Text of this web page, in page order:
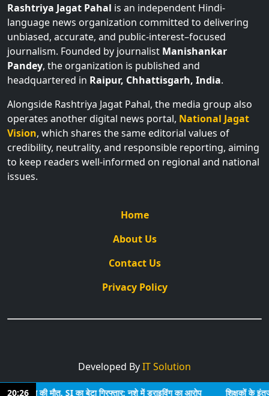
Rashtriya Jagat Pahal is an independent Hindi-
language news organization committed to delivering
unbiased, accurate, and public-interest–focused
journalism. Founded by journalist Manishankar
Pandey, the organization is published and
headquartered in Raipur, Chhattisgarh, India.
Alongside Rashtriya Jagat Pahal, the media group also
operates another digital news portal, National Jagat
Vision, which shares the same editorial values of
credibility, neutrality, and responsible reporting, aiming
to keep readers well-informed on regional and national
issues.
Home
About Us
Contact Us
Privacy Policy
20:26की मौत, SI का बेटा गिरफ्तार; नशे में ड्राइविंग का आरोप शिक्षकों के
Developed ByIT Solution